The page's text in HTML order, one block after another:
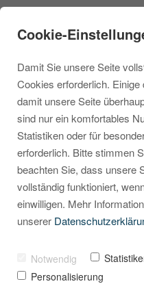
Sale-
sich
VON MARCEL
Cookie-
Damit Sie unsere Seite
Cookies erforderlich.
damit unsere Seite
sind nur ein komfortables
Statistiken oder für
erforderlich. Bitte stimmen
beachten Sie, dass unsere
vollständig funktioniert,
einwilligen. Mehr
unserer
Notwendig
Personalisierung